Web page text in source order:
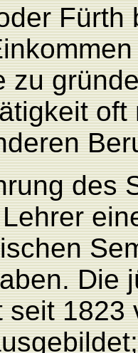
Fürth
zu
des
Die
seit 1823